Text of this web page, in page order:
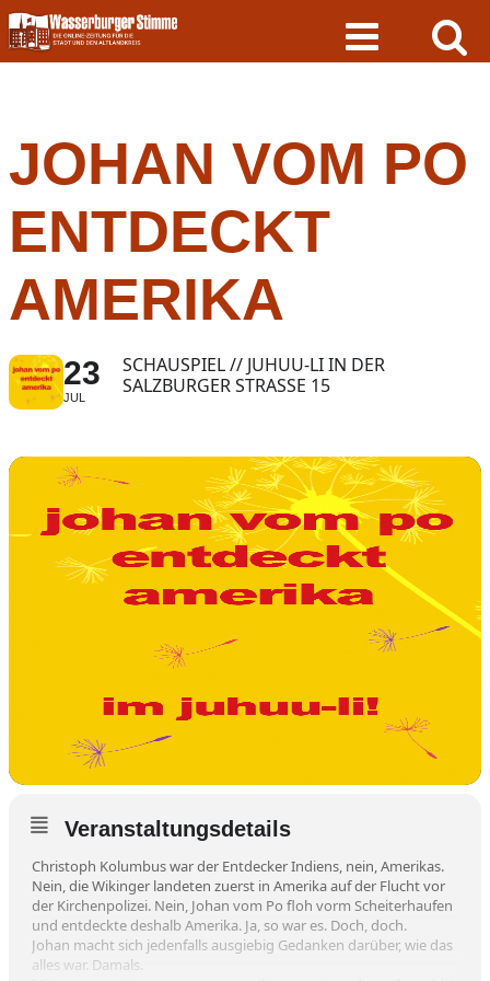
Skip
to
content
JOHAN VOM PO
ENTDECKT
AMERIKA
23
JUL
SCHAUSPIEL // JUHUU-LI IN DER
SALZBURGER STRASSE 15
Veranstaltungsdetails
Christoph Kolumbus war der Entdecker Indiens, nein, Amerikas.
Nein, die Wikinger landeten zuerst in Amerika auf der Flucht vor
der Kirchenpolizei. Nein, Johan vom Po floh vorm Scheiterhaufen
und entdeckte deshalb Amerika. Ja, so war es. Doch, doch.
Johan macht sich jedenfalls ausgiebig Gedanken darüber, wie das
alles war. Damals.